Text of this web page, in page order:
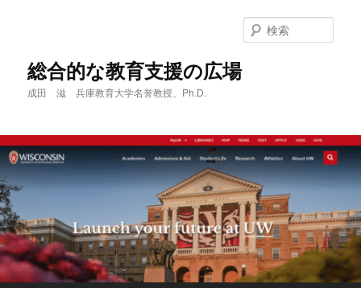
へ
移
動
移
動
総合的な教育支援の広場
成田 滋 兵庫教育大学名誉教授、Ph.D.
索